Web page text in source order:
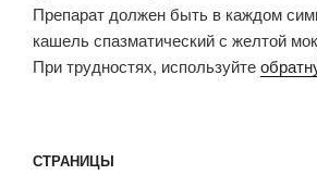
Препарат должен быть в каждом
кашель спазматический с желтой
При трудностях, используйте
СТРАНИЦЫ